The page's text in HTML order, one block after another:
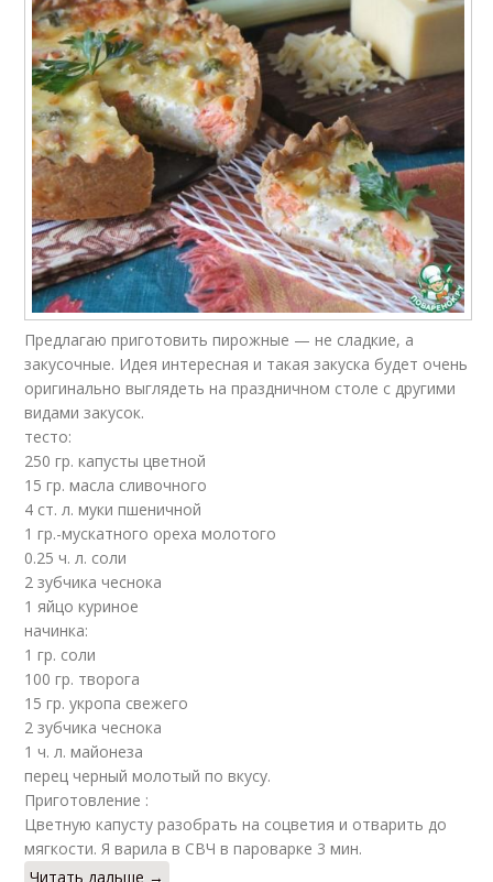
Предлагаю приготовить пирожные — не сладкие, а
закусочные. Идея интересная и такая закуска будет очень
оригинально выглядеть на праздничном столе с другими
видами закусок.
тесто:
250 гр. капусты цветной
15 гр. масла сливочного
4 ст. л. муки пшеничной
1 гр.-мускатного ореха молотого
0.25 ч. л. соли
2 зубчика чеснока
1 яйцо куриное
начинка:
1 гр. соли
100 гр. творога
15 гр. укропa свежего
2 зубчика чеснока
1 ч. л. майонеза
перец черный молотый по вкусу.
Приготовление :
Цветную капусту разобрать на соцветия и отварить до
мягкости. Я варила в СВЧ в пароварке 3 мин.
Читать дальше →